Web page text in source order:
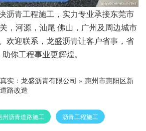
沥青工程施工，实力专业承接东莞市
，河源，汕尾 佛山，广州及周边城市
欢迎联系，龙盛沥青让客户省事，省
你工程事业更辉煌。
实： 龙盛沥青有限公司 » 惠州市惠阳区新
路改造
州沥青道路施工 沥青工程施工